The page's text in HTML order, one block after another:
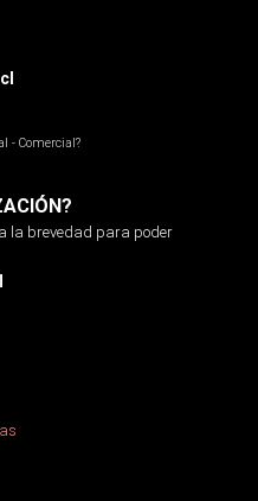
- Comercial?
la brevedad para poder